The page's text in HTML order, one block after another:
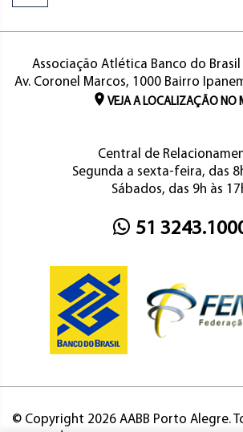
Associação Atlética Banco do
Av. Coronel Marcos, 1000 Bairro
VEJA A LOCALIZAÇÃO NO
Central de
Segunda a sexta-feira, das
Sábados, das 9h às
51
© Copyright 2026 AABB Porto Alegre.